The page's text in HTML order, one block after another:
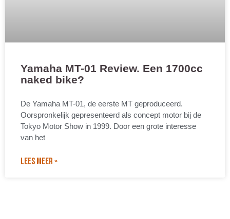
Yamaha MT-01 Review. Een 1700cc
naked bike?
De Yamaha MT-01, de eerste MT geproduceerd.
Oorspronkelijk gepresenteerd als concept motor bij de
Tokyo Motor Show in 1999. Door een grote interesse
van het
LEES MEER »